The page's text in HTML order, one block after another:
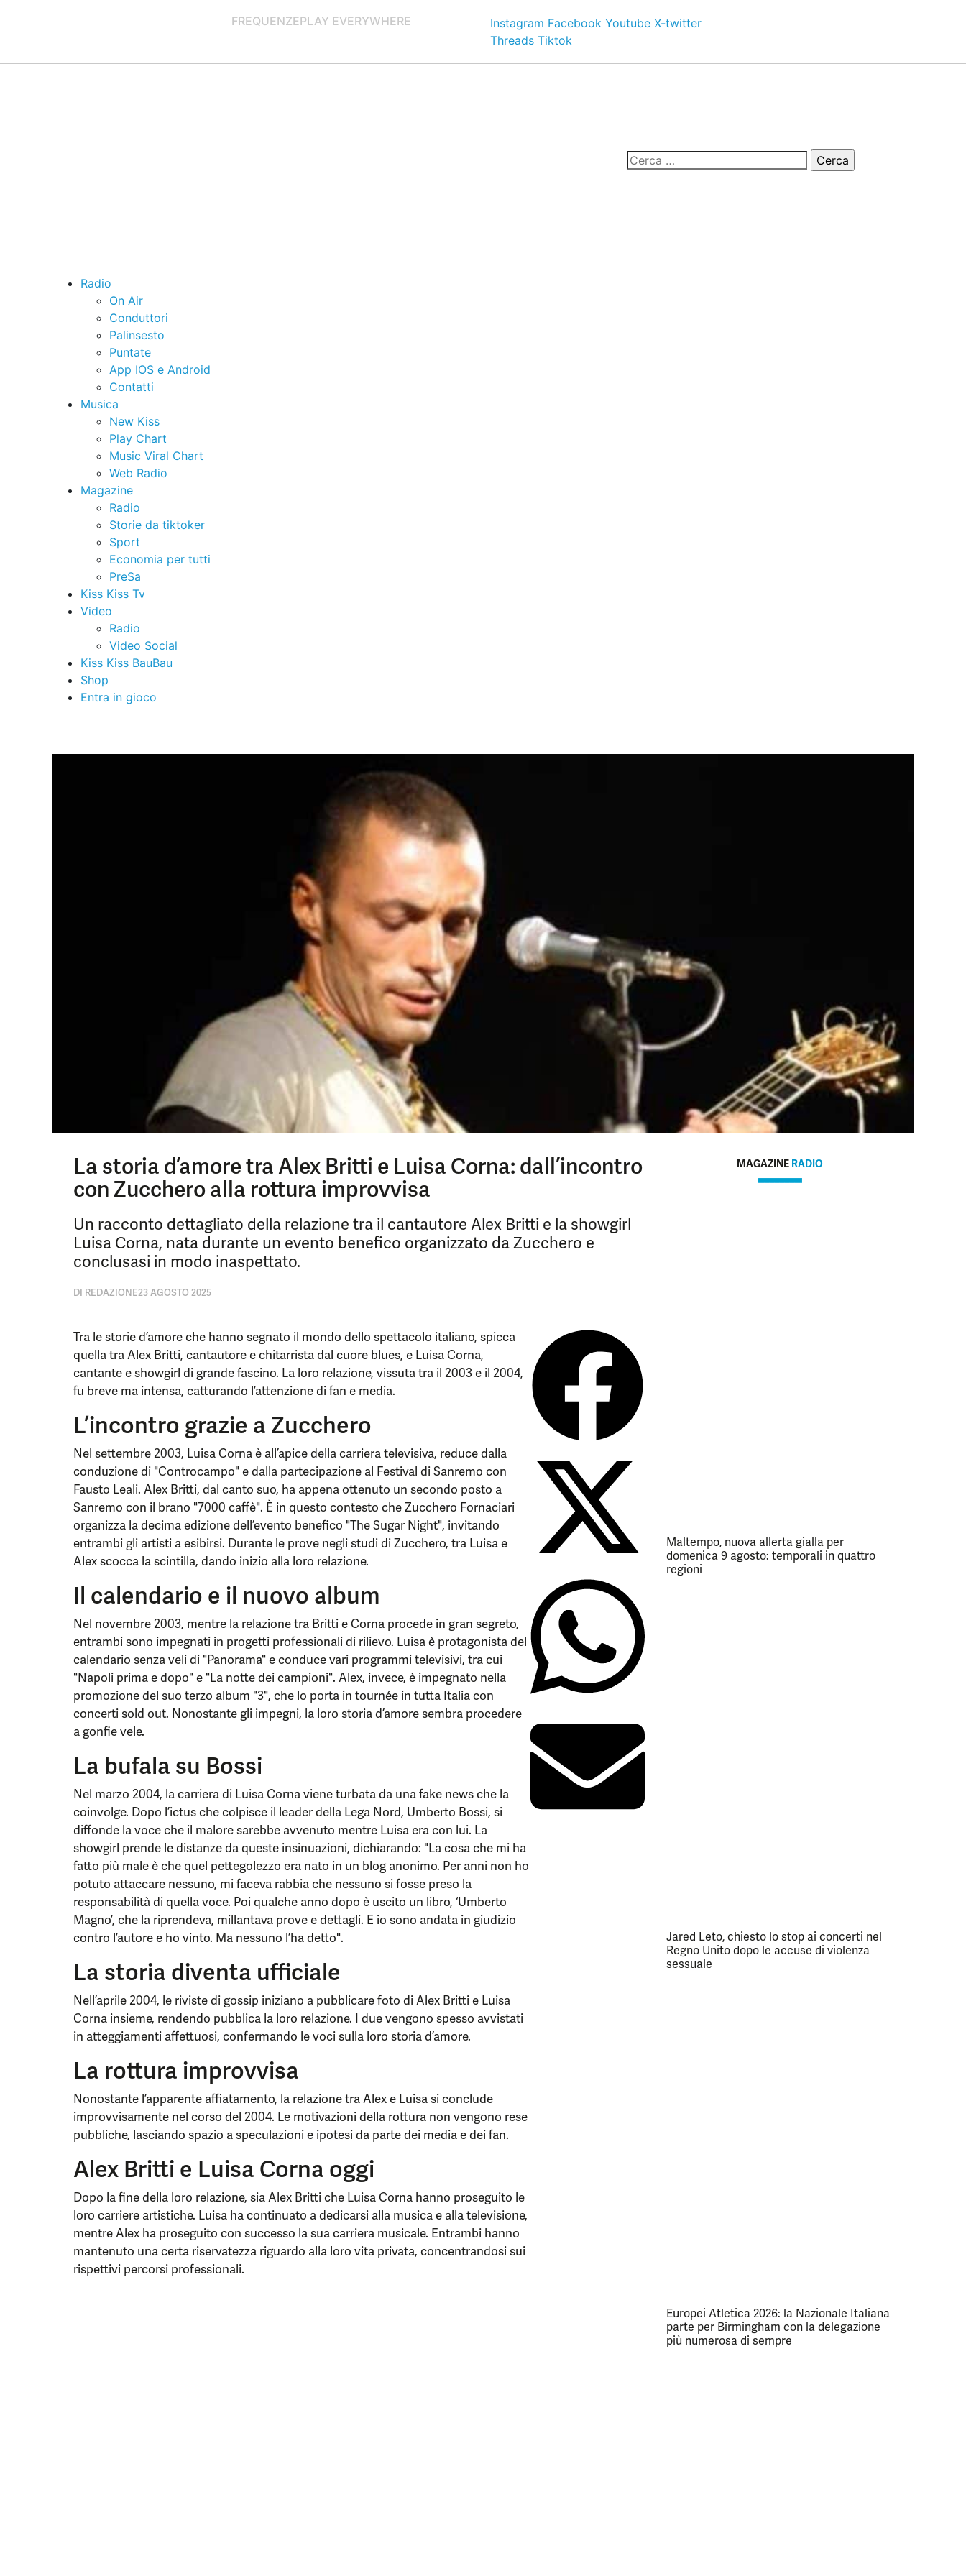
FREQUENZEPLAY EVERYWHERE Instagram Facebook Youtube X-twitter
Threads Tiktok
Radio
On Air
Conduttori
Palinsesto
Puntate
App IOS e Android
Contatti
Musica
New Kiss
Play Chart
Music Viral Chart
Web Radio
Magazine
Radio
Storie da tiktoker
Sport
Economia per tutti
PreSa
Kiss Kiss Tv
Video
Radio
Video Social
Kiss Kiss BauBau
Shop
Entra in gioco
La storia d’amore tra Alex Britti e Luisa Corna: dall’incontro
con Zucchero alla rottura improvvisa
Un racconto dettagliato della relazione tra il cantautore Alex Britti e la showgirl
Luisa Corna, nata durante un evento benefico organizzato da Zucchero e
conclusasi in modo inaspettato.
DI REDAZIONE23 AGOSTO 2025
Tra le storie d’amore che hanno segnato il mondo dello spettacolo italiano, spicca
quella tra Alex Britti, cantautore e chitarrista dal cuore blues, e Luisa Corna,
cantante e showgirl di grande fascino. La loro relazione, vissuta tra il 2003 e il 2004,
fu breve ma intensa, catturando l’attenzione di fan e media.
L’incontro grazie a Zucchero
Nel settembre 2003, Luisa Corna è all’apice della carriera televisiva, reduce dalla
conduzione di "Controcampo" e dalla partecipazione al Festival di Sanremo con
Fausto Leali. Alex Britti, dal canto suo, ha appena ottenuto un secondo posto a
Sanremo con il brano "7000 caffè". È in questo contesto che Zucchero Fornaciari
organizza la decima edizione dell’evento benefico "The Sugar Night", invitando
entrambi gli artisti a esibirsi. Durante le prove negli studi di Zucchero, tra Luisa e
Alex scocca la scintilla, dando inizio alla loro relazione.
Il calendario e il nuovo album
Nel novembre 2003, mentre la relazione tra Britti e Corna procede in gran segreto,
entrambi sono impegnati in progetti professionali di rilievo. Luisa è protagonista del
calendario senza veli di "Panorama" e conduce vari programmi televisivi, tra cui
"Napoli prima e dopo" e "La notte dei campioni". Alex, invece, è impegnato nella
promozione del suo terzo album "3", che lo porta in tournée in tutta Italia con
concerti sold out. Nonostante gli impegni, la loro storia d’amore sembra procedere
a gonfie vele.
La bufala su Bossi
Nel marzo 2004, la carriera di Luisa Corna viene turbata da una fake news che la
coinvolge. Dopo l’ictus che colpisce il leader della Lega Nord, Umberto Bossi, si
diffonde la voce che il malore sarebbe avvenuto mentre Luisa era con lui. La
showgirl prende le distanze da queste insinuazioni, dichiarando: "La cosa che mi ha
fatto più male è che quel pettegolezzo era nato in un blog anonimo. Per anni non ho
potuto attaccare nessuno, mi faceva rabbia che nessuno si fosse preso la
responsabilità di quella voce. Poi qualche anno dopo è uscito un libro, ‘Umberto
Magno’, che la riprendeva, millantava prove e dettagli. E io sono andata in giudizio
contro l’autore e ho vinto. Ma nessuno l’ha detto".
La storia diventa ufficiale
Nell’aprile 2004, le riviste di gossip iniziano a pubblicare foto di Alex Britti e Luisa
Corna insieme, rendendo pubblica la loro relazione. I due vengono spesso avvistati
in atteggiamenti affettuosi, confermando le voci sulla loro storia d’amore.
La rottura improvvisa
Nonostante l’apparente affiatamento, la relazione tra Alex e Luisa si conclude
improvvisamente nel corso del 2004. Le motivazioni della rottura non vengono rese
pubbliche, lasciando spazio a speculazioni e ipotesi da parte dei media e dei fan.
Alex Britti e Luisa Corna oggi
Dopo la fine della loro relazione, sia Alex Britti che Luisa Corna hanno proseguito le
loro carriere artistiche. Luisa ha continuato a dedicarsi alla musica e alla televisione,
mentre Alex ha proseguito con successo la sua carriera musicale. Entrambi hanno
mantenuto una certa riservatezza riguardo alla loro vita privata, concentrandosi sui
rispettivi percorsi professionali.
MAGAZINE RADIO
Maltempo, nuova allerta gialla per
domenica 9 agosto: temporali in quattro
regioni
Jared Leto, chiesto lo stop ai concerti nel
Regno Unito dopo le accuse di violenza
sessuale
Europei Atletica 2026: la Nazionale Italiana
parte per Birmingham con la delegazione
più numerosa di sempre